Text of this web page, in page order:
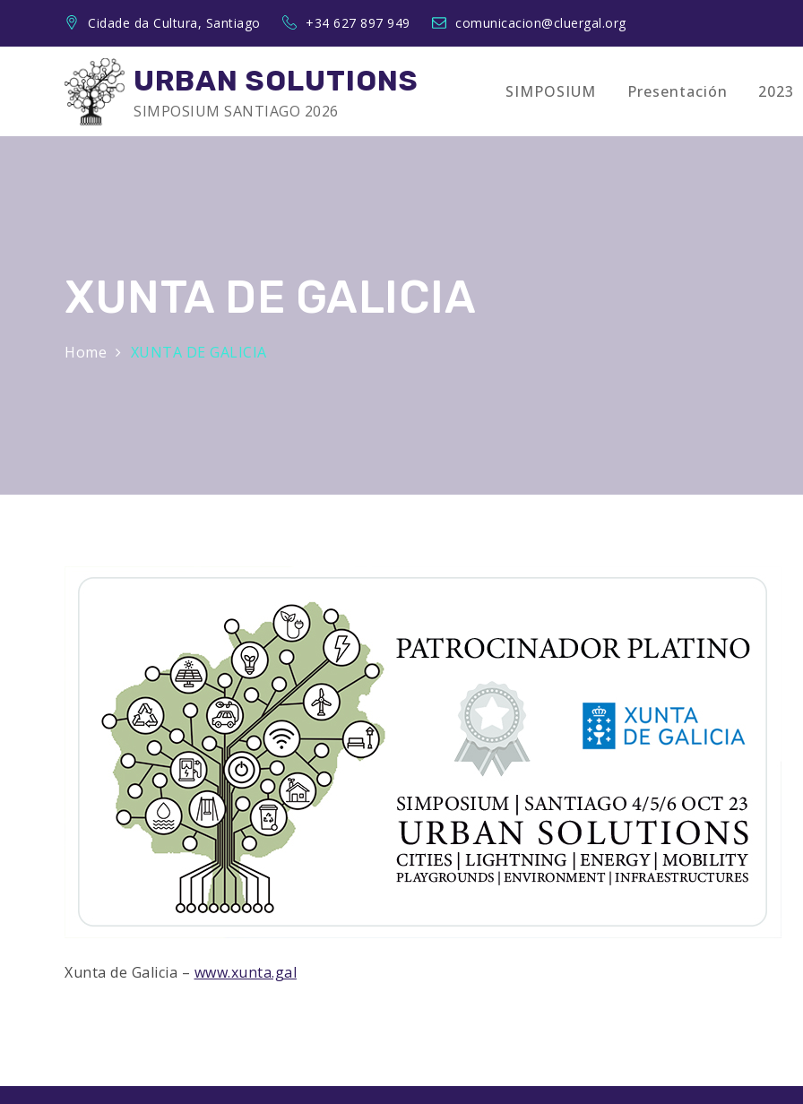
content
Cidade da Cultura, Santiago +34 627 897 949 comunicacion@cluergal.org
URBAN SOLUTIONS
SIMPOSIUM SANTIAGO 2026
SIMPOSIUM Presentación 2023
XUNTA DE GALICIA
Home XUNTA DE GALICIA
Xunta de Galicia – www.xunta.gal